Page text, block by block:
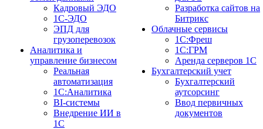
Кадровый ЭДО
1С-ЭДО
ЭПД для
грузоперевозок
Аналитика и
управление бизнесом
Реальная
автоматизация
1С:Аналитика
BI-системы
Внедрение ИИ в
1С
Разработка сайтов на
Битрикс
Облачные сервисы
1С:Фреш
1С:ГРМ
Аренда серверов 1С
Бухгалтерский учет
Бухгалтерский
аутсорсинг
Ввод первичных
документов